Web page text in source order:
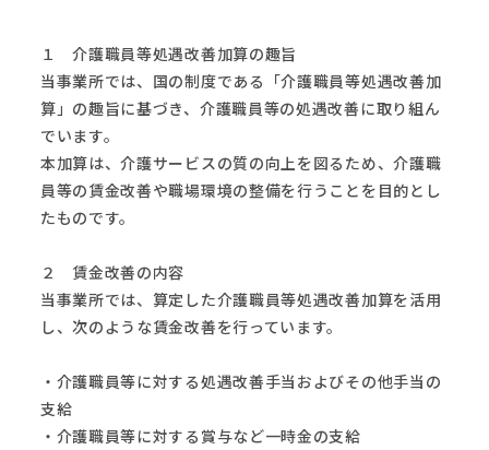
１ 介護職員等処遇改善加算の趣旨
当事業所では、国の制度である「介護職員等処遇改善加
算」の趣旨に基づき、介護職員等の処遇改善に取り組ん
でいます。
本加算は、介護サービスの質の向上を図るため、介護職
員等の賃金改善や職場環境の整備を行うことを目的とし
たものです。
２ 賃金改善の内容
当事業所では、算定した介護職員等処遇改善加算を活用
し、次のような賃金改善を行っています。
・介護職員等に対する処遇改善手当およびその他手当の
支給
・介護職員等に対する賞与など一時金の支給